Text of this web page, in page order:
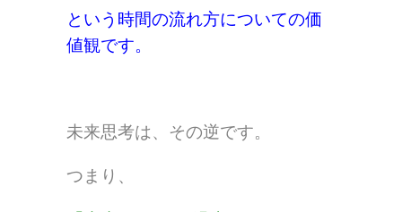
という時間の流れ方についての価
値観です。
未来思考は、その逆です。
つまり、